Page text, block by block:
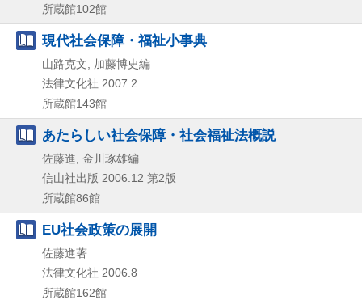
所蔵館102館
現代社会保障・福祉小事典
山路克文, 加藤博史編
法律文化社 2007.2
所蔵館143館
あたらしい社会保障・社会福祉法概説
佐藤進, 金川琢雄編
信山社出版 2006.12 第2版
所蔵館86館
EU社会政策の展開
佐藤進著
法律文化社 2006.8
所蔵館162館